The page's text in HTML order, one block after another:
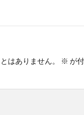
はありません。 ※ が